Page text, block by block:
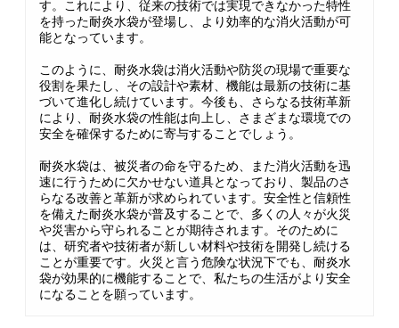
す。これにより、従来の技術では実現できなかった特性
を持った耐炎水袋が登場し、より効率的な消火活動が可
能となっています。
このように、耐炎水袋は消火活動や防災の現場で重要な
役割を果たし、その設計や素材、機能は最新の技術に基
づいて進化し続けています。今後も、さらなる技術革新
により、耐炎水袋の性能は向上し、さまざまな環境での
安全を確保するために寄与することでしょう。
耐炎水袋は、被災者の命を守るため、また消火活動を迅
速に行うために欠かせない道具となっており、製品のさ
らなる改善と革新が求められています。安全性と信頼性
を備えた耐炎水袋が普及することで、多くの人々が火災
や災害から守られることが期待されます。そのために
は、研究者や技術者が新しい材料や技術を開発し続ける
ことが重要です。火災と言う危険な状況下でも、耐炎水
袋が効果的に機能することで、私たちの生活がより安全
になることを願っています。